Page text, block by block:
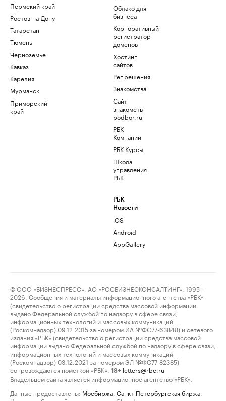
Пермский край
Ростов-на-Дону
Татарстан
Тюмень
Черноземье
Кавказ
Карелия
Мурманск
Приморский
край
Облако для
бизнеса
Корпоративный
регистратор
доменов
Хостинг
сайтов
Рег.решения
Знакомства
Сайт
знакомств
podbor.ru
РБК
Компании
РБК Курсы
Школа
управления
РБК
РБК
Новости
iOS
Android
AppGallery
© ООО «БИЗНЕСПРЕСС», АО «РОСБИЗНЕСКОНСАЛТИНГ», 1995–
2026. Сообщения и материалы информационного агентства «РБК»
(свидетельство о регистрации средства массовой информации
выдано Федеральной службой по надзору в сфере связи,
информационных технологий и массовых коммуникаций
(Роскомнадзор) 09.12.2015 за номером ИА №ФС77-63848) и сетевого
издания «РБК» (свидетельство о регистрации средства массовой
информации выдано Федеральной службой по надзору в сфере связи,
информационных технологий и массовых коммуникаций
(Роскомнадзор) 03.12.2021 за номером ЭЛ №ФС77-82385)
сопровождаются пометкой «РБК».
18+ letters@rbc.ru
Владельцем сайта является информационное агентство «РБК».
Данные предоставлены: Мосбиржа Санкт-Петербургская биржа